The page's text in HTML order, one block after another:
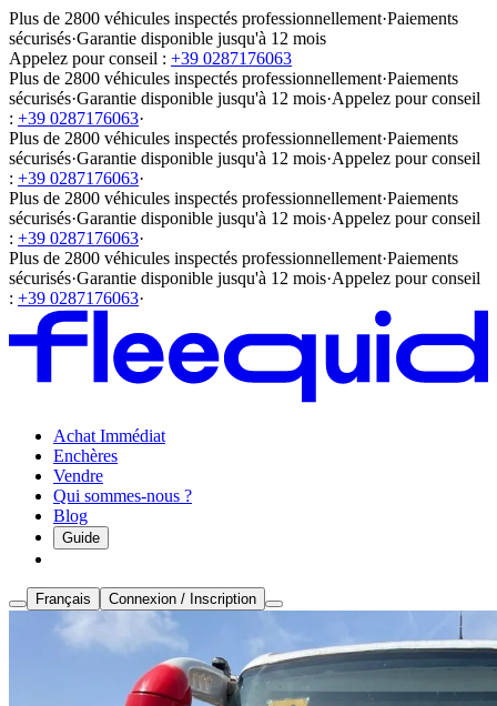
Plus de 2800 véhicules inspectés professionnellement·Paiements
sécurisés·Garantie disponible jusqu'à 12 mois
Appelez pour conseil : +39 0287176063
Plus de 2800 véhicules inspectés professionnellement·Paiements
sécurisés·Garantie disponible jusqu'à 12 mois·Appelez pour conseil
: +39 0287176063·
Plus de 2800 véhicules inspectés professionnellement·Paiements
sécurisés·Garantie disponible jusqu'à 12 mois·Appelez pour conseil
: +39 0287176063·
Plus de 2800 véhicules inspectés professionnellement·Paiements
sécurisés·Garantie disponible jusqu'à 12 mois·Appelez pour conseil
: +39 0287176063·
Plus de 2800 véhicules inspectés professionnellement·Paiements
sécurisés·Garantie disponible jusqu'à 12 mois·Appelez pour conseil
: +39 0287176063·
Achat Immédiat
Enchères
Vendre
Qui sommes-nous ?
Blog
Guide
Français Connexion / Inscription